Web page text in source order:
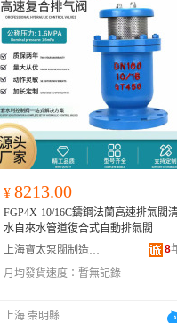
¥ 8213.00
FGP4X-10/16C鑄鋼法蘭高速排氣閥
水自來水管道復合式自動排氣閥
上海寶太泵閥制造有限公司
8
月均發貨速度： 暫無記錄
上海 崇明縣